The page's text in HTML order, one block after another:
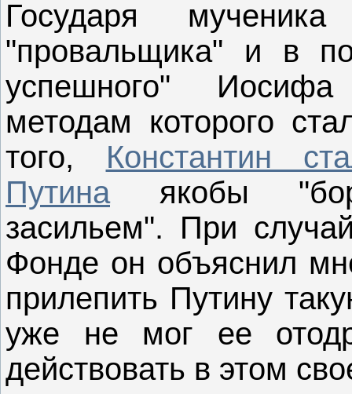
Государя
"провальщика" и в
успешного"
методам которого
того, Константин
Путинаякобы
засильем". При
Фонде он объяснил
прилепить Путину
уже не мог ее
действовать в этом